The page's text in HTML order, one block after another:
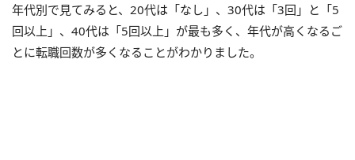
年代別で見てみると、20代は「なし」、30代は「3回」と「5
回以上」、40代は「5回以上」が最も多く、年代が高くなるご
とに転職回数が多くなることがわかりました。